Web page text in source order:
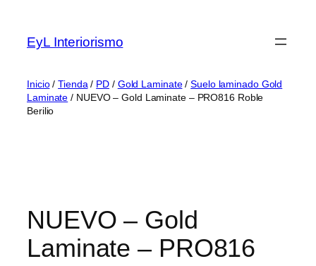
contenido
EyL Interiorismo
Inicio/Tienda / PD / Gold Laminate/Suelo laminado Gold
Laminate / NUEVO – Gold Laminate – PRO816 Roble
Berilio
NUEVO – Gold
Laminate – PRO816